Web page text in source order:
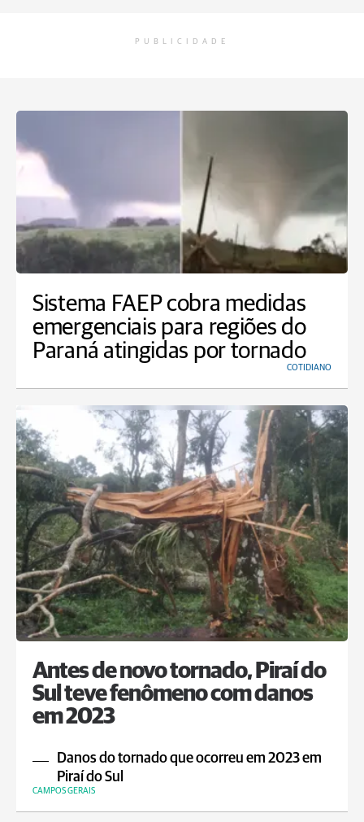
PUBLICIDADE
Sistema FAEP cobra medidas
emergenciais para regiões do
Paraná atingidas por tornado
COTIDIANO
Antes de novo tornado, Piraí do
Sul teve fenômeno com danos
em 2023
Danos do tornado que ocorreu em 2023 em
Piraí do Sul
CAMPOS GERAIS